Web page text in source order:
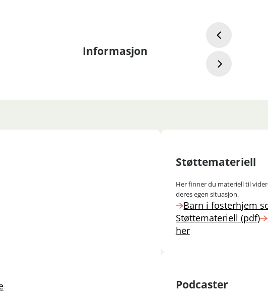
Informasjon
Støttemateriell
Her finner du materiell til
deres egen situasjon.
Barn i fosterhjem
Støttemateriell (pdf)
her
Podcaster